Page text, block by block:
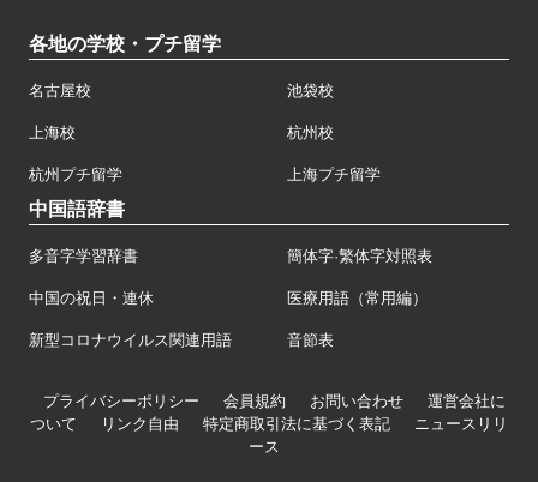
各地の学校・プチ留学
名古屋校 池袋校
上海校 杭州校
杭州プチ留学 上海プチ留学
中国語辞書
多音字学習辞書 簡体字·繁体字対照表
中国の祝日・連休 医療用語（常用編）
新型コロナウイルス関連用語 音節表
プライバシーポリシー 会員規約 お問い合わせ
運営会社に
ついて
リンク自由 特定商取引法に基づく表記
ニュースリリ
ース